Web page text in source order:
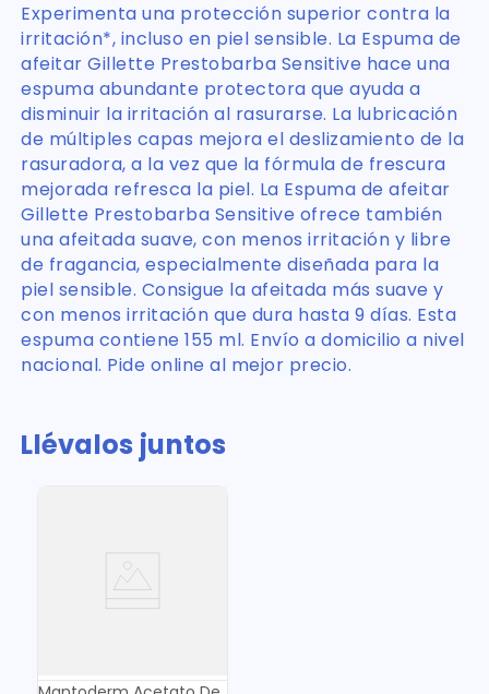
Experimenta una protección superior contra la
irritación*, incluso en piel sensible. La Espuma de
afeitar Gillette Prestobarba Sensitive hace una
espuma abundante protectora que ayuda a
disminuir la irritación al rasurarse. La lubricación
de múltiples capas mejora el deslizamiento de la
rasuradora, a la vez que la fórmula de frescura
mejorada refresca la piel. La Espuma de afeitar
Gillette Prestobarba Sensitive ofrece también
una afeitada suave, con menos irritación y libre
de fragancia, especialmente diseñada para la
piel sensible. Consigue la afeitada más suave y
con menos irritación que dura hasta 9 días. Esta
espuma contiene 155 ml. Envío a domicilio a nivel
nacional. Pide online al mejor precio.
Llévalos juntos